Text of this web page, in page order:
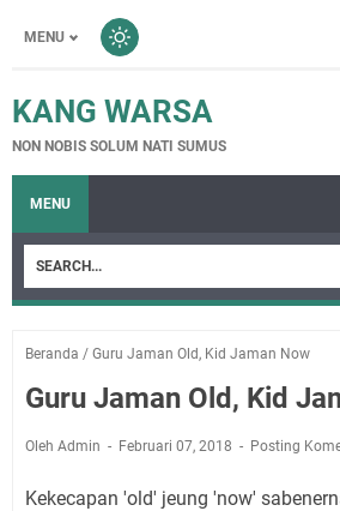
MENU
KANG WARSA
NON NOBIS SOLUM NATI SUMUS
MENU
Beranda / Guru Jaman Old, Kid Jaman Now
Guru Jaman Old, Kid
Oleh Admin Februari 07, 2018 Posting
Kekecapan 'old' jeung 'now'